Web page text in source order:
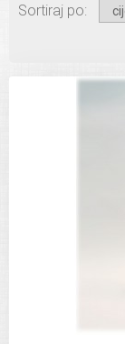
Sortiraj po